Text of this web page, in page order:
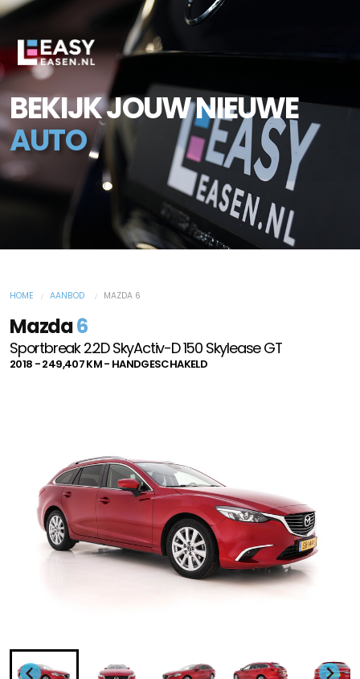
BEKIJK JOUW NIEUWE
AUTO
HOME AANBOD MAZDA 6
Mazda6
Sportbreak 2.2D SkyActiv-D 150 Skylease GT
2018 - 249,407 KM - HANDGESCHAKELD